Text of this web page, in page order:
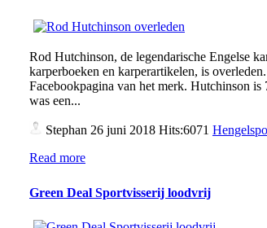
Rod Hutchinson, de legendarische Engelse
karperboeken en karperartikelen, is
Facebookpagina van het merk. Hutchinson
was een...
Stephan 26 juni 2018 Hits:6071
Read more
Green Deal Sportvisserij loodvrij